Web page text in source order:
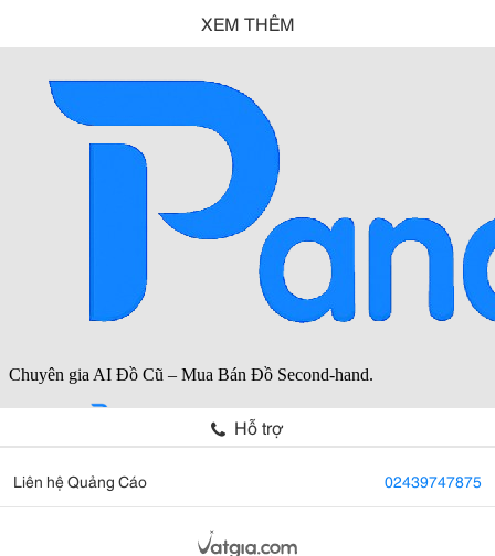
XEM THÊM
Hỗ trợ
Liên hệ Quảng Cáo 02439747875